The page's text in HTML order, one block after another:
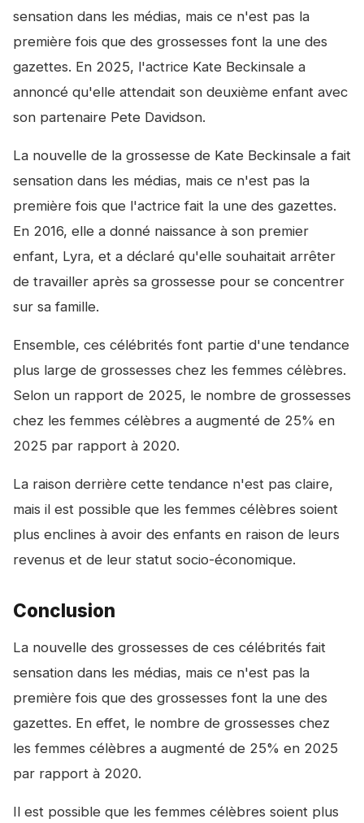
sensation dans les médias, mais ce n'est pas la
première fois que des grossesses font la une des
gazettes. En 2025, l'actrice Kate Beckinsale a
annoncé qu'elle attendait son deuxième enfant avec
son partenaire Pete Davidson.
La nouvelle de la grossesse de Kate Beckinsale a fait
sensation dans les médias, mais ce n'est pas la
première fois que l'actrice fait la une des gazettes.
En 2016, elle a donné naissance à son premier
enfant, Lyra, et a déclaré qu'elle souhaitait arrêter
de travailler après sa grossesse pour se concentrer
sur sa famille.
Ensemble, ces célébrités font partie d'une tendance
plus large de grossesses chez les femmes célèbres.
Selon un rapport de 2025, le nombre de grossesses
chez les femmes célèbres a augmenté de 25% en
2025 par rapport à 2020.
La raison derrière cette tendance n'est pas claire,
mais il est possible que les femmes célèbres soient
plus enclines à avoir des enfants en raison de leurs
revenus et de leur statut socio-économique.
Conclusion
La nouvelle des grossesses de ces célébrités fait
sensation dans les médias, mais ce n'est pas la
première fois que des grossesses font la une des
gazettes. En effet, le nombre de grossesses chez
les femmes célèbres a augmenté de 25% en 2025
par rapport à 2020.
Il est possible que les femmes célèbres soient plus